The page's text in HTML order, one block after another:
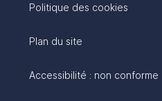
Politique des cookies
Plan du site
Accessibilité : non conforme